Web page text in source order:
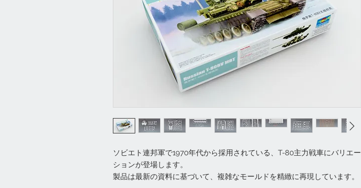
ソビエト連邦軍で1970年代から採用されている、T-80主力戦車にバリエー
ションが登場します。
製品は最新の資料に基づいて、複雑なモールドを精緻に再現しています。